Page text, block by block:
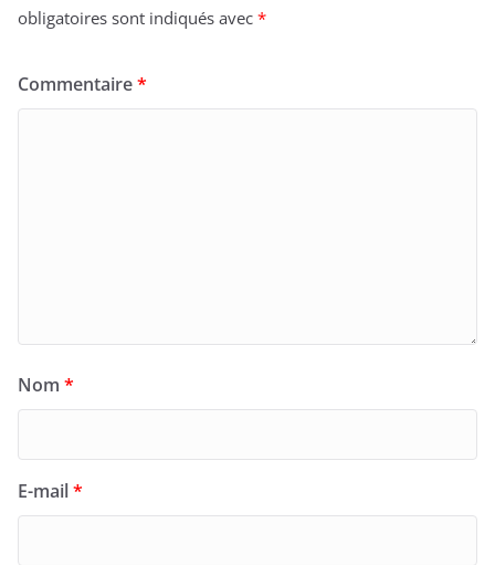
obligatoires sont indiqués avec *
Commentaire*
Nom *
E-mail*